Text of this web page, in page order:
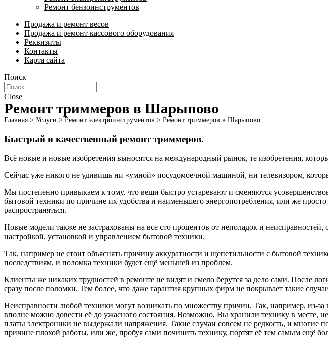
Ремонт бензоинструментов
Продажа и ремонт весов
Продажа и ремонт кассового оборудования
Реквизиты
Контакты
Карта сайта
Поиск
Close
Ремонт триммеров в Шарыпово
Главная > Услуги > Ремонт электроинструментов​ > Ремонт триммеров в Шарыпово
Быстрый и качественный ремонт триммеров.
Всё новые и новые изобретения выносятся на международный рынок, те изобретения,
Сейчас уже никого не удивишь ни «умной» посудомоечной машиной, ни телевизором,
Мы постепенно привыкаем к тому, что вещи быстро устаревают и сменяются
бытовой техники по причине их удобства и наименьшего энергопотребления, или же
распространяться.
Новые модели также не застрахованы на все сто процентов от неполадок и
настройкой, установкой и управлением бытовой техники.
Так, например не стоит объяснять причину аккуратности и щепетильности с бытовой
последствиям, и поломка техники будет ещё меньшей из проблем.
Клиенты же никаких трудностей в ремонте не видят и смело берутся за дело сами. После
сразу после поломки. Тем более, что даже гарантия крупных фирм не покрывает такие
Неисправности любой техники могут возникать по множеству причин. Так, например, из-
вполне можно довести её до ужасного состояния. Возможно, Вы хранили технику в месте,
платы электроники не выдержали напряжения. Такие случаи совсем не редкость, и
причине плохой работы, или же, пробуя сами починить технику, портят её тем самым ещё